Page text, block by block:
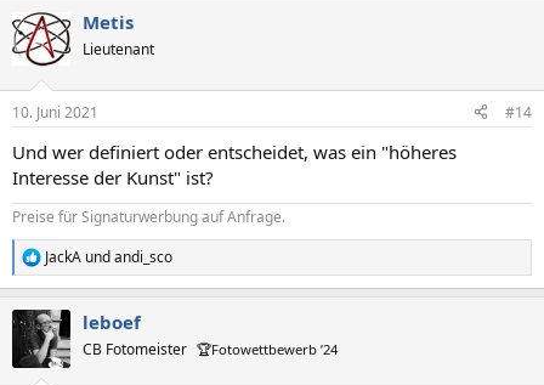
Metis
Lieutenant
10. Juni 2021 #14
Und wer definiert oder entscheidet, was ein "höheres
Interesse der Kunst" ist?
Preise für Signaturwerbung auf Anfrage.
R
e
k
t
i
JackA undandi_sco
leboef
CB Fotomeister 🏆Fotowettbewerb ’24